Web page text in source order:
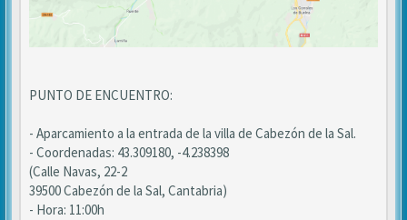
PUNTO DE ENCUENTRO:
- Aparcamiento a la entrada de la villa de Cabezón de la Sal.
- Coordenadas: 43.309180, -4.238398
(Calle Navas, 22-2
39500 Cabezón de la Sal, Cantabria)
- Hora: 11:00h